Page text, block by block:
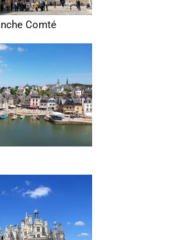
Comté